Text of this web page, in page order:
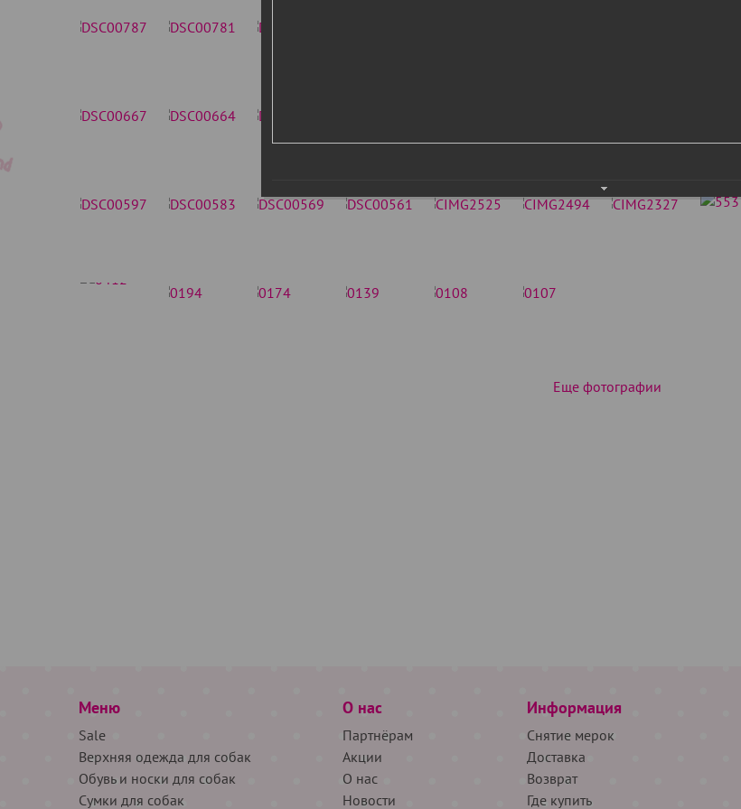
Еще фотографии
Меню
Sale
Верхняя одежда для собак
Обувь и носки для собак
Сумки для собак
О нас
Партнёрам
Акции
О нас
Новости
Информация
Снятие мерок
Доставка
Возврат
Где купить